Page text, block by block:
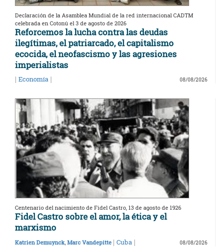
Declaración de la Asamblea Mundial de la red internacional CADTM
celebrada en Cotonú el 3 de agosto de 2026
Reforcemos la lucha contra las deudas
ilegítimas, el patriarcado, el capitalismo
ecocida, el neofascismo y las agresiones
imperialistas
| Economía | 08/08/2026
Centenario del nacimiento de Fidel Castro, 13 de agosto de 1926
Fidel Castro sobre el amor, la ética y el
marxismo
Katrien Demuynck, Marc Vandepitte | Cuba | 08/08/2026